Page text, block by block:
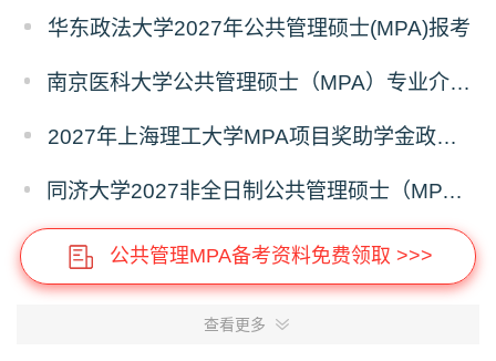
华东政法大学2027年公共管理硕士(MPA)报考
南京医科大学公共管理硕士（MPA）专业介绍（2027年）
2027年上海理工大学MPA项目奖助学金政策发布
同济大学2027非全日制公共管理硕士（MPA）奖学金方案
公共管理MPA备考资料免费领取 >>>
查看更多